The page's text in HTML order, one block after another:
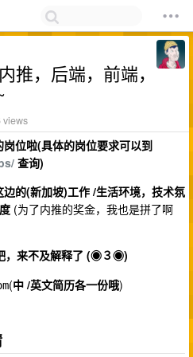
推，后端，前端，
views
位啦(具体的岗位要求可以到
查询)
的(新加坡)工作 /生活环境，技术氛
(为了内推的奖金，我也是拼了啊
，来不及解释了 (◉３◉)
(中 /英文简历各一份哦)